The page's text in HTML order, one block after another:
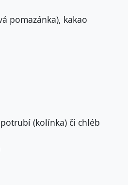
pomazánka), kakao
(kolínka) či chléb